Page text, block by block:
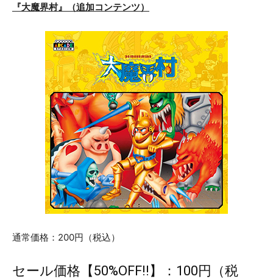
『大魔界村』（追加コンテンツ）
通常価格：200円（税込）
セール価格【50%OFF!!】：100円（税